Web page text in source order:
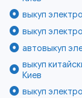
выкуп
выкуп
автовыкуп
выкуп
Киев
выкуп